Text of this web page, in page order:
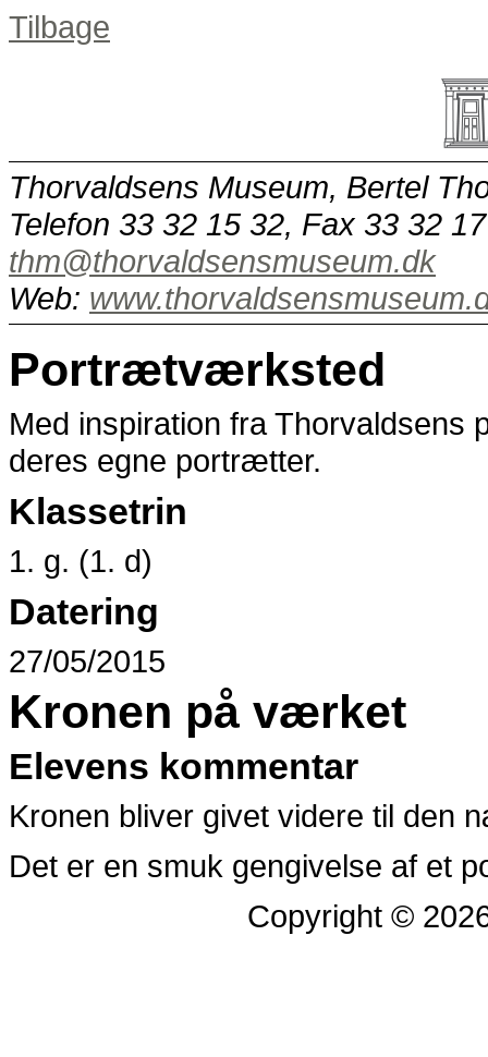
Tilbage
Thorvaldsens Museum, Bertel
Telefon 33 32 15 32, Fax 33 32
thm@thorvaldsensmuseum.dk
Web:
Portrætværksted
Med inspiration fra
deres egne portrætter.
Klassetrin
1. g. (1. d)
Datering
27/05/2015
Kronen på værket
Elevens kommentar
Kronen bliver givet videre til den
Det er en smuk gengivelse af et
Copyright ©